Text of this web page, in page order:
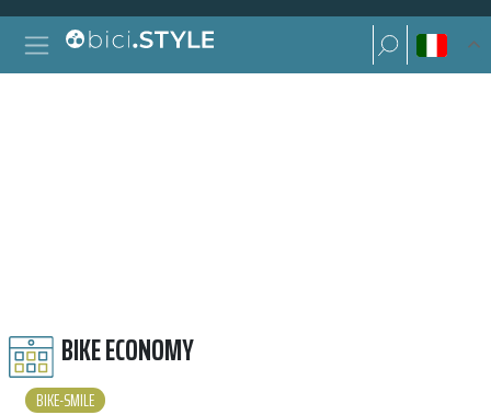
Vai al contenuto
Navigazione principale
Ricerca per:
Ricerca per:
BIKE ECONOMY
BIKE-SMILE